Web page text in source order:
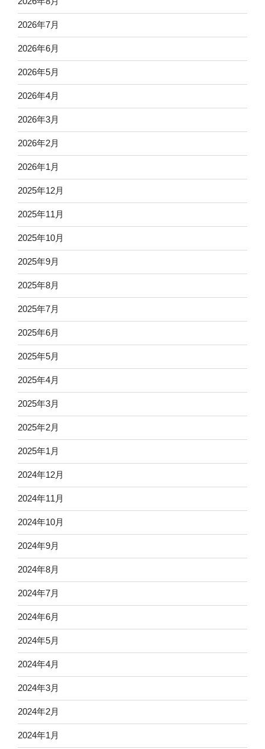
2026年7月
2026年6月
2026年5月
2026年4月
2026年3月
2026年2月
2026年1月
2025年12月
2025年11月
2025年10月
2025年9月
2025年8月
2025年7月
2025年6月
2025年5月
2025年4月
2025年3月
2025年2月
2025年1月
2024年12月
2024年11月
2024年10月
2024年9月
2024年8月
2024年7月
2024年6月
2024年5月
2024年4月
2024年3月
2024年2月
2024年1月